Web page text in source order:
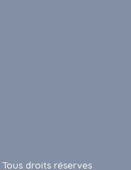
Tous droits réserves